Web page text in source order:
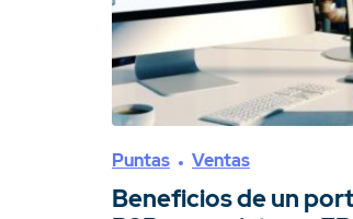
Puntas Ventas
Beneficios de un